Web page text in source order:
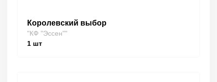
Королевский выбор
"КФ "Эссен""
1 шт